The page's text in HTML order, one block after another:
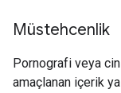
Müstehcenlik
Pornografi veya
amaçlanan içerik